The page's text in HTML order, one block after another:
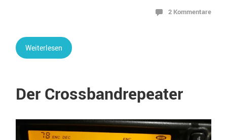
2 Kommentare
Weiterlesen
Der Crossbandrepeater